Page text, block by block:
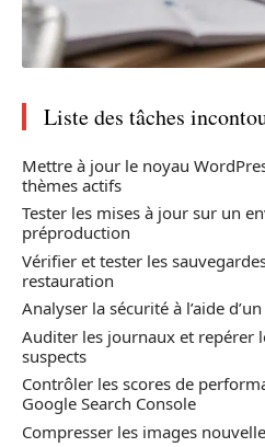
Liste des tâches
Mettre à jour le noyau
thèmes actifs
Tester les mises à jour sur un
préproduction
Vérifier et tester les
restauration
Analyser la sécurité à l’aide
Auditer les journaux et repérer
suspects
Contrôler les scores de
Google Search Console
Compresser les images